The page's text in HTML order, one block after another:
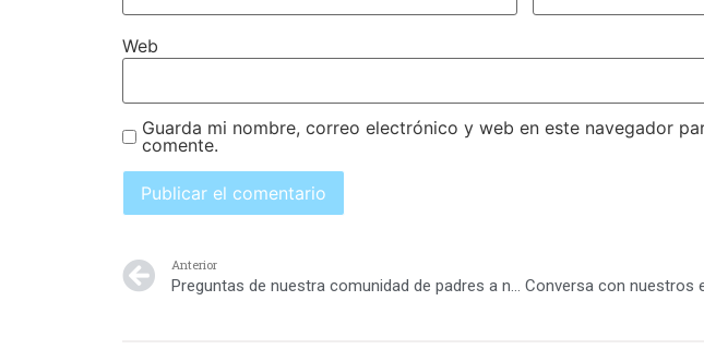
Web
Guarda mi nombre, correo electrónico y web en este navegador
comente.
Anterior
Preguntas de nuestra comunidad de padres a nuestra experta Emma Carolina Fernández